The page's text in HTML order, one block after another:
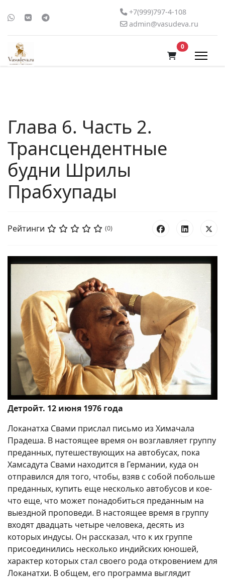
+7(999)797-4-108
admin@vasudeva.ru
0В корзину
Глава 6. Часть 2.
Трансцендентные
будни Шрилы
Прабхупады
Рейтинги (0)
Детройт. 12 июня 1976 года
Локанатха Свами прислал письмо из Химачала
Прадеша. В настоящее время он возглавляет группу
преданных, путешествующих на автобусах, пока
Хамсадута Свами находится в Германии, куда он
отправился для того, чтобы, взяв с собой побольше
преданных, купить еще несколько автобусов и кое-
что еще, что может понадобиться преданным на
выездной проповеди. В настоящее время в группу
входят двадцать четыре человека, десять из
которых индусы. Он рассказал, что к их группе
присоединились несколько индийских юношей,
характер которых стал своего рода откровением для
Локанатхи. В общем, его программа выглядит